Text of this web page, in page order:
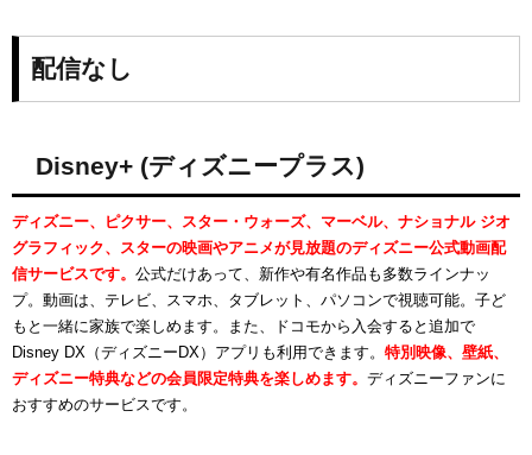
配信なし
Disney+ (ディズニープラス)
ディズニー、ピクサー、スター・ウォーズ、マーベル、ナショナル ジオ
グラフィック、スターの映画やアニメが見放題のディズニー公式動画配
信サービスです。 公式だけあって、新作や有名作品も多数ラインナッ
プ。動画は、テレビ、スマホ、タブレット、パソコンで視聴可能。子ど
もと一緒に家族で楽しめます。また、ドコモから入会すると追加で
Disney DX（ディズニーDX）アプリも利用できます。 特別映像、壁紙、
ディズニー特典などの会員限定特典を楽しめます。 ディズニーファンに
おすすめのサービスです。